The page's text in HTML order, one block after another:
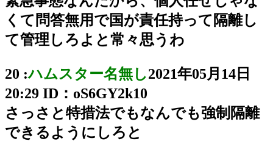
くて問答無用で国が責任持って隔離し
て管理しろよと常々思うわ
20 :ハムスター名無し2021年05月14日
20:29 ID：oS6GY2k10
さっさと特措法でもなんでも強制隔離
できるようにしろと